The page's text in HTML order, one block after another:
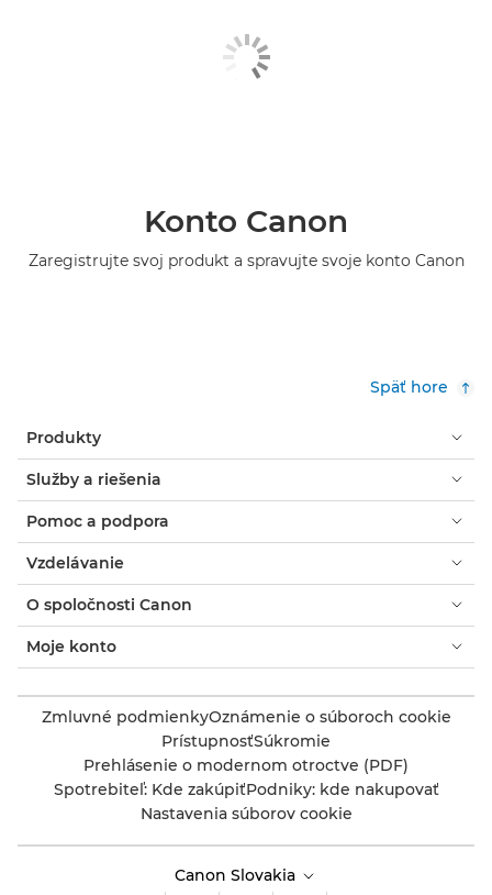
Konto Canon
Zaregistrujte svoj produkt a spravujte svoje konto Canon
Späť hore
Produkty
Služby a riešenia
Pomoc a podpora
Vzdelávanie
O spoločnosti Canon
Moje konto
Zmluvné podmienkyOznámenie o súboroch cookie
PrístupnosťSúkromie
Prehlásenie o modernom otroctve (PDF)
Spotrebiteľ: Kde zakúpiťPodniky: kde nakupovať
Nastavenia súborov cookie
Canon Slovakia